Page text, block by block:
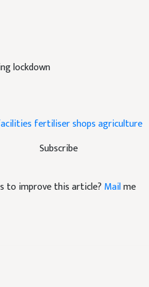
Subscribe
lockdown
fertiliser shopsagriculture
to improve this article? Mailme